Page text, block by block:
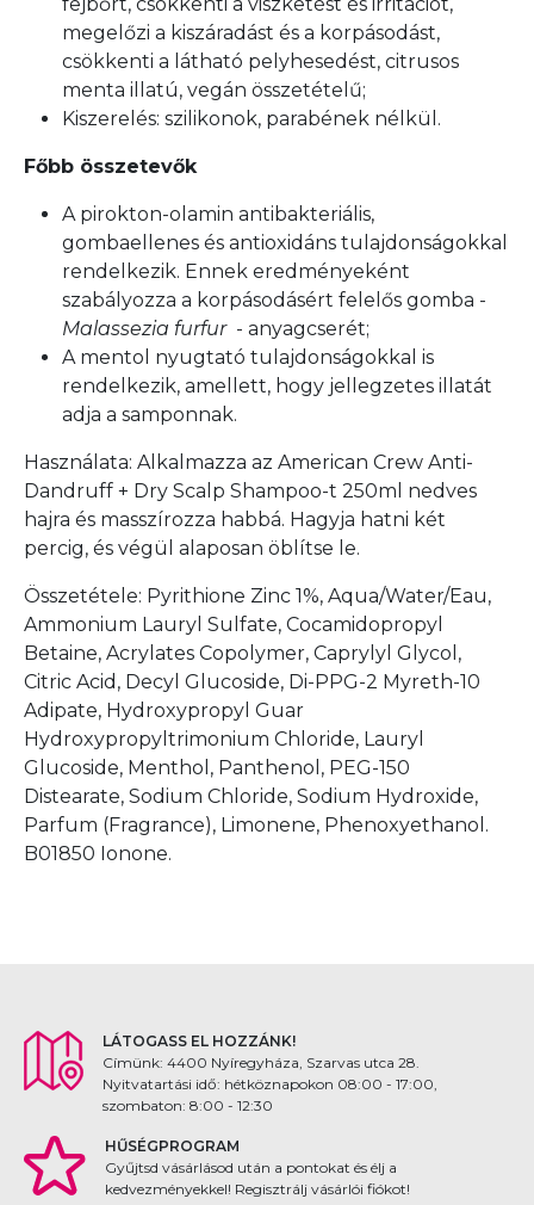
megelőzi a kiszáradást és a korpásodást,
csökkenti a látható pelyhesedést, citrusos
menta illatú, vegán összetételű;
Kiszerelés: szilikonok, parabének nélkül.
Főbb összetevők
A pirokton-olamin antibakteriális,
gombaellenes és antioxidáns tulajdonságokkal
rendelkezik. Ennek eredményeként
szabályozza a korpásodásért felelős gomba -
Malassezia furfur- anyagcserét;
A mentol nyugtató tulajdonságokkal is
rendelkezik, amellett, hogy jellegzetes illatát
adja a samponnak.
Használata: Alkalmazza az American Crew Anti-
Dandruff + Dry Scalp Shampoo-t 250ml nedves
hajra és masszírozza habbá. Hagyja hatni két
percig, és végül alaposan öblítse le.
Összetétele: Pyrithione Zinc 1%, Aqua/Water/Eau,
Ammonium Lauryl Sulfate, Cocamidopropyl
Betaine, Acrylates Copolymer, Caprylyl Glycol,
Citric Acid, Decyl Glucoside, Di-PPG-2 Myreth-10
Adipate, Hydroxypropyl Guar
Hydroxypropyltrimonium Chloride, Lauryl
Glucoside, Menthol, Panthenol, PEG-150
Distearate, Sodium Chloride, Sodium Hydroxide,
Parfum (Fragrance), Limonene, Phenoxyethanol.
B01850 Ionone.
LÁTOGASS EL HOZZÁNK!
Címünk: 4400 Nyíregyháza, Szarvas utca 28.
Nyitvatartási idő: hétköznapokon 08:00 - 17:00,
szombaton: 8:00 - 12:30
HŰSÉGPROGRAM
Gyűjtsd vásárlásod után a pontokat és élj a
kedvezményekkel! Regisztrálj vásárlói fiókot!